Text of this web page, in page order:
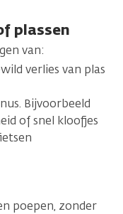
plassen
van:
verlies van plas
Bijvoorbeeld
of snel kloofjes
poepen, zonder